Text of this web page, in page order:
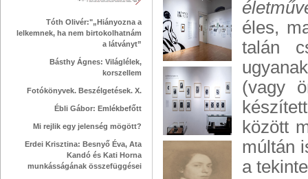
Tóth Olivér:"„Hiányozna a
lelkemnek, ha nem birtokolhatnám
a látványt”
Básthy Ágnes: Világlélek,
korszellem
Fotókönyvek. Beszélgetések. X.
Ébli Gábor: Emlékbefőtt
Mi rejlik egy jelenség mögött?
Erdei Krisztina: Besnyő Éva, Ata
Kandó és Kati Horna
munkásságának összefüggései
éles,
talán
(vagy
között
múltán
a